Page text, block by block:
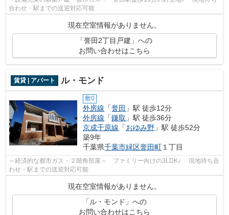
合わせ・駅までの送迎対応可能
現在空室情報がありません。
「誉田2丁目戸建」への
お問い合わせはこちら
賃貸 | アパート ル・モンド
敷0
外房線 「誉田 」駅 徒歩12分
外房線 「鎌取 」駅 徒歩36分
京成千原線 「おゆみ野 」駅 徒歩52分
築9年
千葉県千葉市緑区誉田町 １丁目
～経済的な都市ガス・２階角部屋～ ファミリー向けの3LDK♪ 現地待ち合
わせ・駅までの送迎対応可能
現在空室情報がありません。
「ル・モンド」への
お問い合わせはこちら